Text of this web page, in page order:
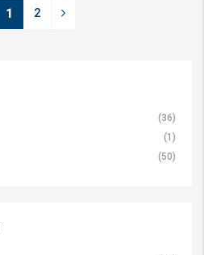
1 2
(36)
(1)
(50)